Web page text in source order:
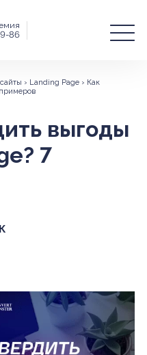
86
› Landing Page› Как
выгоды
7